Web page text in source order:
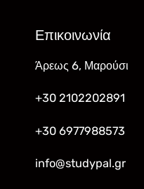
Επικοινωνία
Άρεως 6, Μαρούσι
+30 2102202891
+30 6977988573
info@studypal.gr